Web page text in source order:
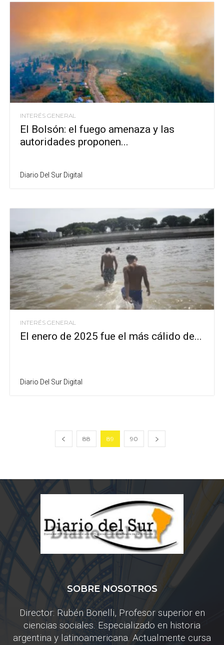
INTERÉS GENERAL
El Bolsón: el fuego amenaza y las
autoridades proponen...
Diario Del Sur Digital
INTERÉS GENERAL
El enero de 2025 fue el más cálido de...
Diario Del Sur Digital
88 89 90
SOBRE NOSOTROS
Director: Rubén Bonelli, Profesor superior en
ciencias sociales. Especializado en historia
argentina y latinoamericana. Actualmente cursa